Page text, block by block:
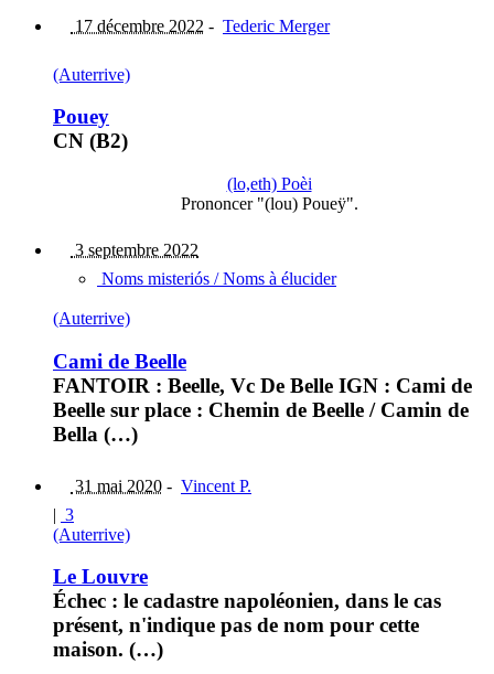
17 décembre 2022 - Tederic Merger
(Auterrive)
Pouey
CN (B2)
(lo,eth) Poèi
Prononcer "(lou) Poueÿ".
3 septembre 2022
Noms misteriós / Noms à élucider
(Auterrive)
Cami de Beelle
FANTOIR : Beelle, Vc De Belle IGN : Cami de
Beelle sur place : Chemin de Beelle / Camin de
Bella (…)
31 mai 2020 - Vincent P.
| 3
(Auterrive)
Le Louvre
Échec : le cadastre napoléonien, dans le cas
présent, n'indique pas de nom pour cette
maison. (…)